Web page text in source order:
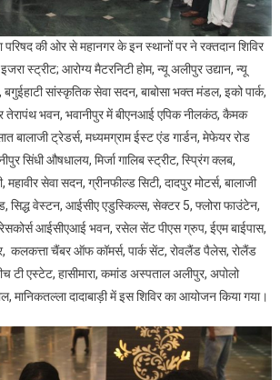
परिषद की ओर से महानगर के इन स्थानों पर ने रक्तदान शिविर
स्ट्रीट; आरोग्य मैटरनिटी होम, न्यू अलीपुर उद्यान, न्यू
सांस्कृतिक सेवा सदन, बाबोसा भक्त मंडल, इको पार्क,
तेरापंथ भवन, भवानीपुर में बीएनआई एपिक नीलकंठ, कैमक
बालाजी ट्रेडर्स, मध्यमग्राम ईस्ट एंड गार्डन, मेफेयर रोड
सिंधी औषधालय, मिर्जा गालिब स्ट्रीट, स्प्रिंग क्लब,
महावीर सेवा सदन, ग्रीनफील्ड सिटी, दादपुर मोटर्स, बालाजी
सिद्ध वेस्टन, आईसीए एडुस्किल्स, सेक्टर 5, फ्लोरा फाउंटेन,
आईसीएआई भवन, रसेल सेंट पीएस ग्रुप, ईएम बाईपास,
कलकत्ता चैंबर ऑफ कॉमर्स, पार्क सेंट, रोवलैंड पैलेस, रोलैंड
टी एस्टेट, हासीमारा, कमांड अस्पताल अलीपुर, अपोलो
दादाबाड़ी में इस शिविर का आयोजन किया गया।